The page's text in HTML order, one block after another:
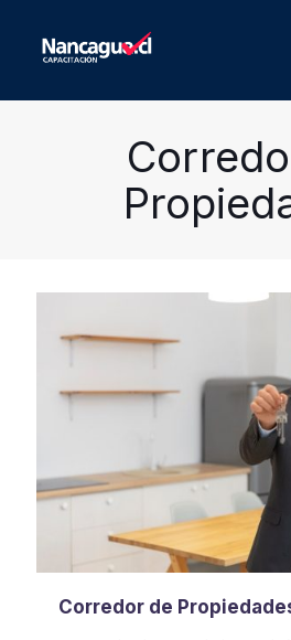
Corredor de